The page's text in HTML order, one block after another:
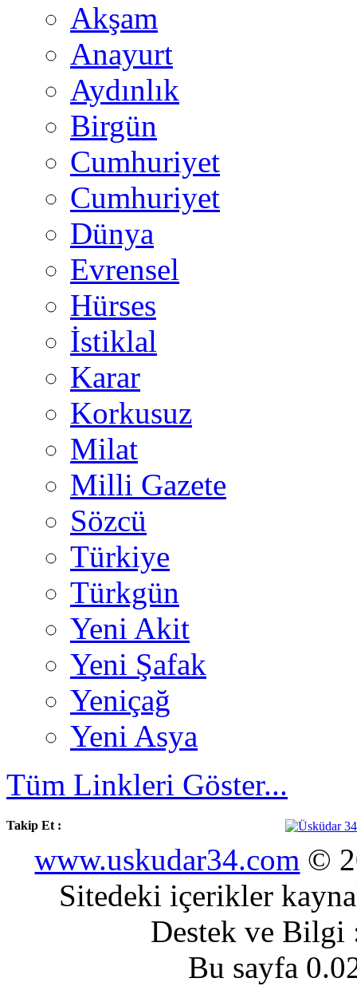
Akşam
Anayurt
Aydınlık
Birgün
Cumhuriyet
Cumhuriyet
Dünya
Evrensel
Hürses
İstiklal
Karar
Korkusuz
Milat
Milli Gazete
Sözcü
Türkiye
Türkgün
Yeni Akit
Yeni Şafak
Yeniçağ
Yeni Asya
Tüm Linkleri Göster...
Takip Et :
www.uskudar34.com ©
Sitedeki içerikler
Destek ve
Bu sayfa